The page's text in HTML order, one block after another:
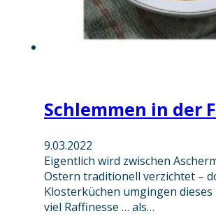
Schlemmen in der
9.03.2022
Eigentlich wird zwischen
Ostern traditionell verzichtet –
Klosterküchen umgingen
viel Raffinesse … als…